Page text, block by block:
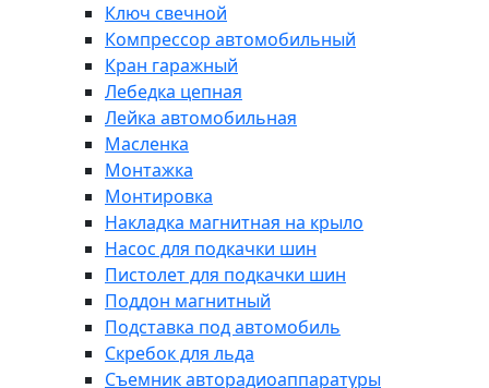
Ключ свечной
Компрессор автомобильный
Кран гаражный
Лебедка цепная
Лейка автомобильная
Масленка
Монтажка
Монтировка
Накладка магнитная на крыло
Насос для подкачки шин
Пистолет для подкачки шин
Поддон магнитный
Подставка под автомобиль
Скребок для льда
Съемник авторадиоаппаратуры